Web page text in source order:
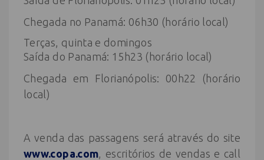
Chegada no Panamá: 06h30 (horário local)
Terças, quinta e domingos
Saída do Panamá: 15h23 (horário local)
Chegada em Florianópolis: 00h22 (horário
local)
A venda das passagens será através do site
www.copa.com , escritórios de vendas e call